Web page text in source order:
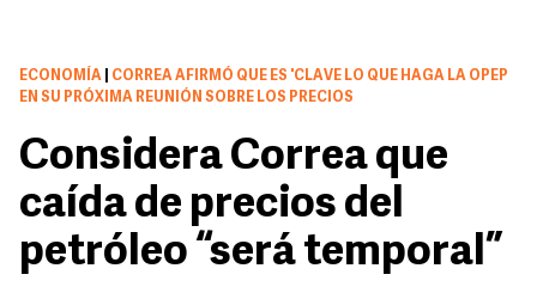
ECONOMÍA
CORREA AFIRMÓ QUE ES 'CLAVE LO QUE HAGA LA OPEP
EN SU PRÓXIMA REUNIÓN SOBRE LOS PRECIOS
Considera Correa que
caída de precios del
petróleo “será temporal”